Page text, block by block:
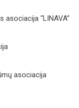
“LINAVA”
asociacija